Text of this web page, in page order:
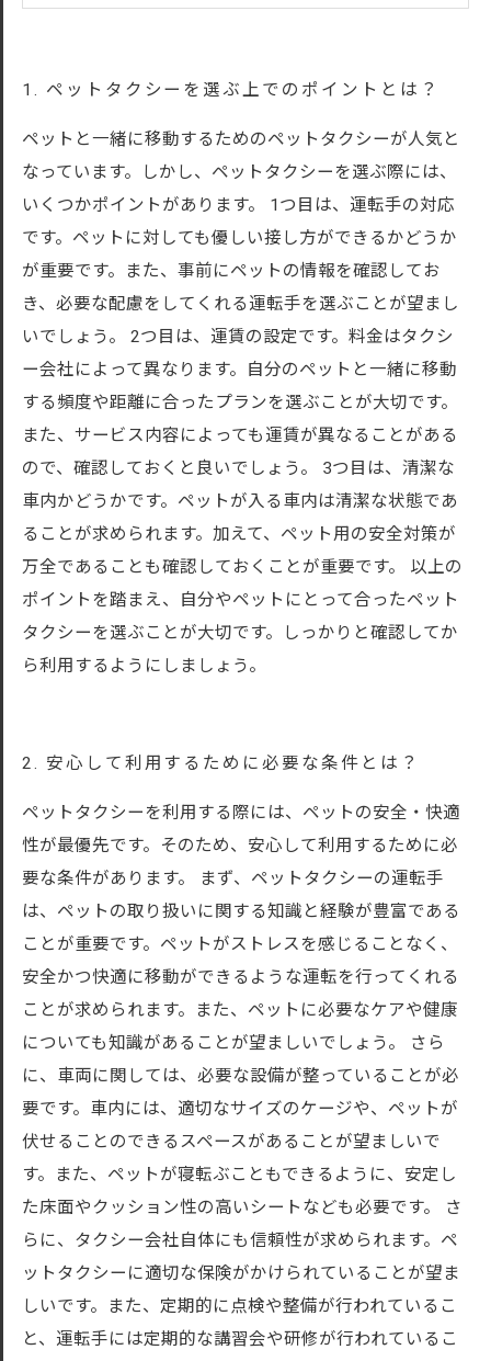
1. ペットタクシーを選ぶ上でのポイントとは？
ペットと一緒に移動するためのペットタクシーが人気と
なっています。しかし、ペットタクシーを選ぶ際には、
いくつかポイントがあります。 1つ目は、運転手の対応
です。ペットに対しても優しい接し方ができるかどうか
が重要です。また、事前にペットの情報を確認してお
き、必要な配慮をしてくれる運転手を選ぶことが望まし
いでしょう。 2つ目は、運賃の設定です。料金はタクシ
ー会社によって異なります。自分のペットと一緒に移動
する頻度や距離に合ったプランを選ぶことが大切です。
また、サービス内容によっても運賃が異なることがある
ので、確認しておくと良いでしょう。 3つ目は、清潔な
車内かどうかです。ペットが入る車内は清潔な状態であ
ることが求められます。加えて、ペット用の安全対策が
万全であることも確認しておくことが重要です。 以上の
ポイントを踏まえ、自分やペットにとって合ったペット
タクシーを選ぶことが大切です。しっかりと確認してか
ら利用するようにしましょう。
2. 安心して利用するために必要な条件とは？
ペットタクシーを利用する際には、ペットの安全・快適
性が最優先です。そのため、安心して利用するために必
要な条件があります。 まず、ペットタクシーの運転手
は、ペットの取り扱いに関する知識と経験が豊富である
ことが重要です。ペットがストレスを感じることなく、
安全かつ快適に移動ができるような運転を行ってくれる
ことが求められます。また、ペットに必要なケアや健康
についても知識があることが望ましいでしょう。 さら
に、車両に関しては、必要な設備が整っていることが必
要です。車内には、適切なサイズのケージや、ペットが
伏せることのできるスペースがあることが望ましいで
す。また、ペットが寝転ぶこともできるように、安定し
た床面やクッション性の高いシートなども必要です。 さ
らに、タクシー会社自体にも信頼性が求められます。ペ
ットタクシーに適切な保険がかけられていることが望ま
しいです。また、定期的に点検や整備が行われているこ
と、運転手には定期的な講習会や研修が行われているこ